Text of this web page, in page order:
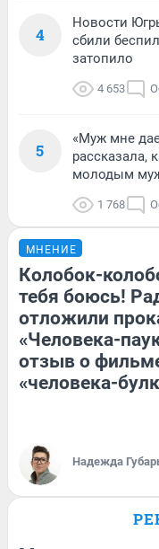
4
Новости
сбили
затопило
4 653
5
«Муж мне
рассказала,
молодым
1 768
МНЕНИЕ
Колобок-
тебя боюсь!
отложили
«Человека-
отзыв о
«человека-
Надежда